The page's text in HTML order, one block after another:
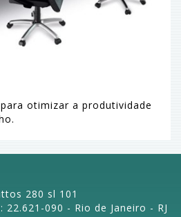
otimizar a produtividade
280 sl 101
22.621-090 - Rio de Janeiro - RJ